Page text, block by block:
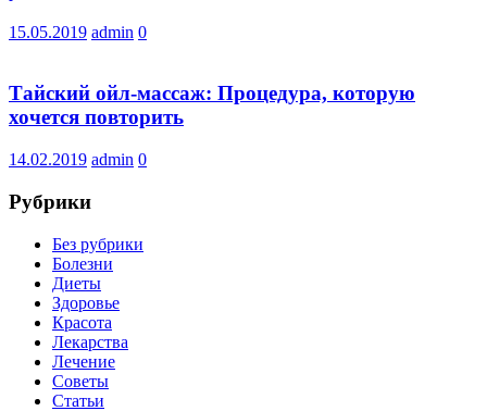
15.05.2019 admin 0
Тайский ойл-массаж: Процедура, которую
хочется повторить
14.02.2019 admin 0
Рубрики
Без рубрики
Болезни
Диеты
Здоровье
Красота
Лекарства
Лечение
Советы
Статьи